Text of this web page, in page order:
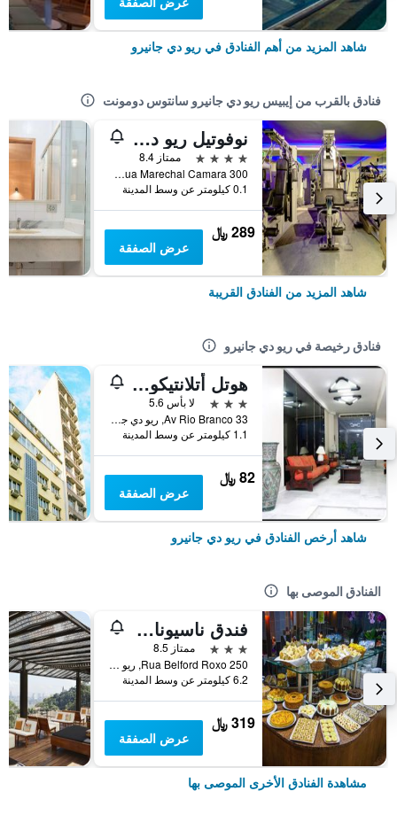
شاهد المزيد من أهم الفنادق في ريو دي جانيرو
فنادق بالقرب من إيبيس ريو دي جانيرو سانتوس دومونت
نوفوتيل ريو دي جانيرو سانتوس دومون
4 نجوم
ممتاز 8.4
Avenida Rua Marechal Camara 300, ريو دي جانيرو, البرازيل
0.1 كيلومتر عن وسط المدينة
289 ﷼
عرض الصفقة
شاهد المزيد من الفنادق القريبة
فنادق رخيصة في ريو دي جانيرو
هوتل أتلانتيكو أفينيدا
3 نجوم
لا بأس 5.6
Av Rio Branco 33, ريو دي جانيرو, البرازيل
1.1 كيلومتر عن وسط المدينة
82 ﷼
عرض الصفقة
شاهد أرخص الفنادق في ريو دي جانيرو
الفنادق الموصى بها
فندق ناسيونال إن ريو كوباكابانا
3 نجوم
ممتاز 8.5
Rua Belford Roxo 250, ريو دي جانيرو, البرازيل
6.2 كيلومتر عن وسط المدينة
319 ﷼
عرض الصفقة
مشاهدة الفنادق الأخرى الموصى بها